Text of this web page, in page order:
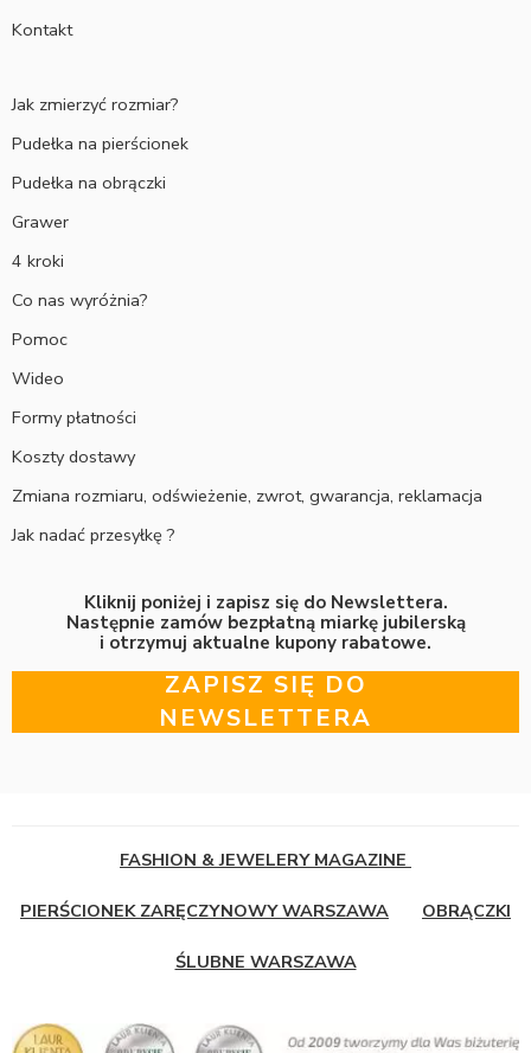
Kontakt
Jak zmierzyć rozmiar?
Pudełka na pierścionek
Pudełka na obrączki
Grawer
4 kroki
Co nas wyróżnia?
Pomoc
Wideo
Formy płatności
Koszty dostawy
Zmiana rozmiaru, odświeżenie, zwrot, gwarancja, reklamacja
Jak nadać przesyłkę ?
Kliknij poniżej i zapisz się do Newslettera.
Następnie zamów bezpłatną miarkę jubilerską
i otrzymuj aktualne kupony rabatowe.
ZAPISZ SIĘ DO
NEWSLETTERA
FASHION & JEWELERY MAGAZINE
PIERŚCIONEK ZARĘCZYNOWY WARSZAWA OBRĄCZKI
ŚLUBNE WARSZAWA